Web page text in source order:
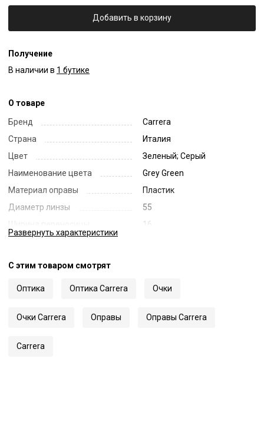
Добавить в корзину
Получение
В наличии в 1 бутике
О товаре
Бренд
Carrera
Страна
Италия
Цвет
Зеленый; Серый
Наименование цвета
Grey Green
Материал оправы
Пластик
Диаметр линзы
55
16
Развернуть характеристики
С этим товаром смотрят
Оптика Оптика Carrera Очки
Очки Carrera Оправы Оправы Carrera
Carrera